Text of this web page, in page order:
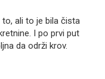
ali to je bila čista
I po prvi put
da održi krov.